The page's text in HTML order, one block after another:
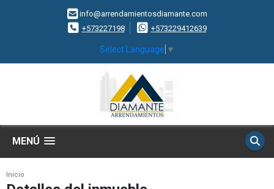
info@arrendamientosdiamante.com
+573227198
+573229412639
Select Language ▼
MENÚ
Inicio